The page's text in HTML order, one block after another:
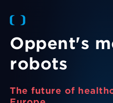
Oppent's
robots
The future of